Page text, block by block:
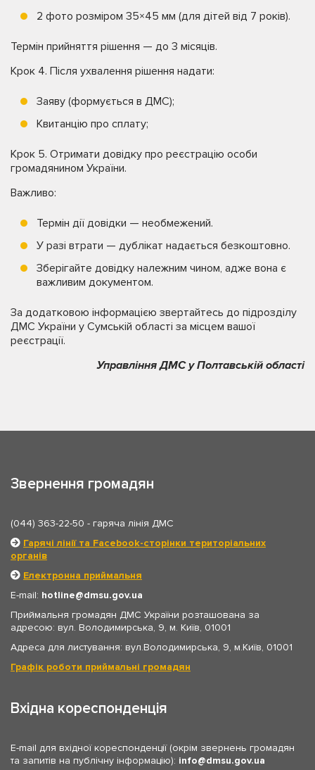
2 фото розміром 35×45 мм (для дітей від 7 років).
Термін прийняття рішення — до 3 місяців.
Крок 4. Після ухвалення рішення надати:
Заяву (формується в ДМС);
Квитанцію про сплату;
Крок 5. Отримати довідку про реєстрацію особи
громадянином України.
Важливо:
Термін дії довідки — необмежений.
У разі втрати — дублікат надається безкоштовно.
Зберігайте довідку належним чином, адже вона є
важливим документом.
За додатковою інформацією звертайтесь до підрозділу
ДМС України у Сумській області за місцем вашої
реєстрації.
Управління ДМС у Полтавській області
Звернення громадян
(044) 363-22-50 - гаряча лінія ДМС
Гарячі лінії та Facebook-сторінки територіальних
органів
Електронна приймальня
E-mail: hotline
dmsu.gov.ua
Приймальня громадян ДМС України розташована за
адресою: вул. Володимирська, 9, м. Київ, 01001
Адреса для листування: вул.Володимирська, 9, м.Київ, 01001
Графік роботи приймальні громадян
Вхідна кореспонденція
E-mail для вхідної кореспонденції (окрім звернень громадян
та запитів на публічну інформацію): info dmsu.gov.ua